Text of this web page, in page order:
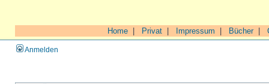
Home Privat Impressum Bücher|
Anmelden